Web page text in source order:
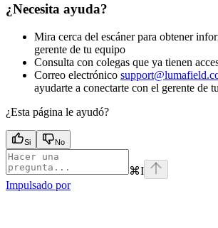
¿Necesita ayuda?
Mira cerca del escáner para obtener
gerente de tu equipo
Consulta con colegas que ya tienen
Correo electrónico
ayudarte a conectarte con el gerente de
¿Esta página le ayudó?
Si No
⌘I
Impulsado por